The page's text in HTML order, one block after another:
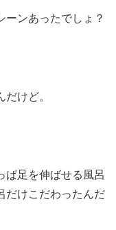
ーンあったでしょ？
だけど。
ぱ足を伸ばせる風呂
だけこだわったんだ